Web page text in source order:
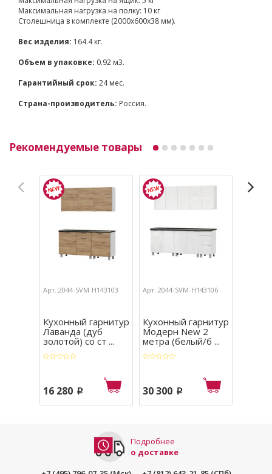
Максимальная нагрузка на полку: 10 кг
Столешница в комплекте (2000х600х38 мм).
Вес изделия: 164.4 кг.
Объем в упаковке: 0.92 м3.
Гарантийный срок: 24 мес.
Страна-производитель: Россия.
Рекомендуемые товары
Арт.:2044-SVM-Н143103
Кухонный гарнитур
Лаванда (дуб
золотой) со ст ...
16 280 p
Арт.:2044-SVM-Н143106
Кухонный гарнитур
Модерн New 2
метра (белый/б ...
30 300 p
Подробнее
о доставке